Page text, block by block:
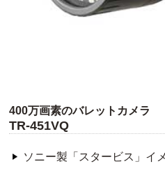
400万画素のバレットカメラ
TR-451VQ
ソニー製「スタービス」イ